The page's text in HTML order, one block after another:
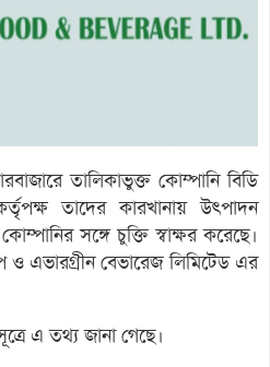
তালিকাভুক্ত কোম্পানি বিডি
তাদের কারখানায় উৎপাদন
সঙ্গে চুক্তি স্বাক্ষর করেছে।
এভারগ্রীন বেভারেজ লিমিটেড এর
এ তথ্য জানা গেছে।